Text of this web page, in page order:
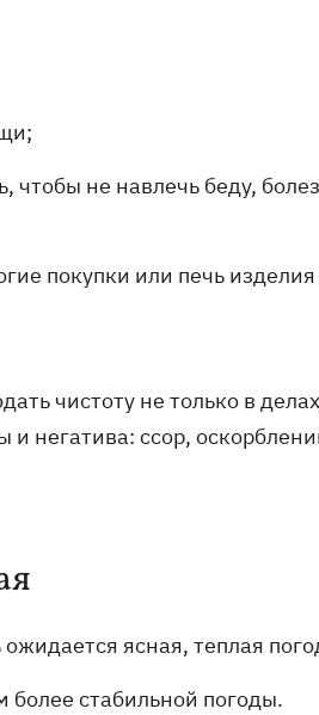
чтобы не навлечь беду,
покупки или печь
чистоту не только в
негатива: ссор,
ясная, теплая
более стабильной погоды.